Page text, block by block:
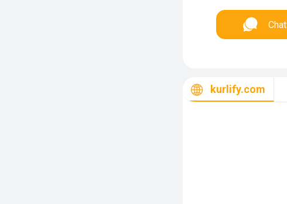
Chat
kurlify.com